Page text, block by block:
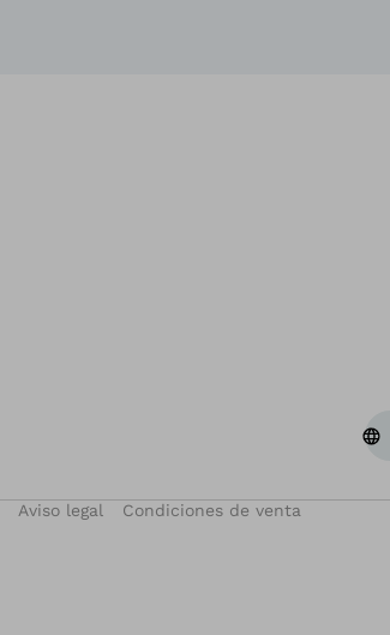
Aviso legal
Condiciones de venta